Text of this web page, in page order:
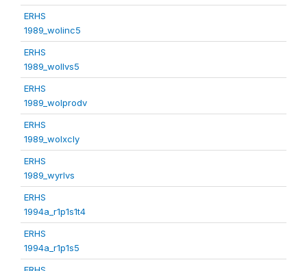
ERHS
1989_wolinc5
ERHS
1989_wollvs5
ERHS
1989_wolprodv
ERHS
1989_wolxcly
ERHS
1989_wyrlvs
ERHS
1994a_r1p1s1t4
ERHS
1994a_r1p1s5